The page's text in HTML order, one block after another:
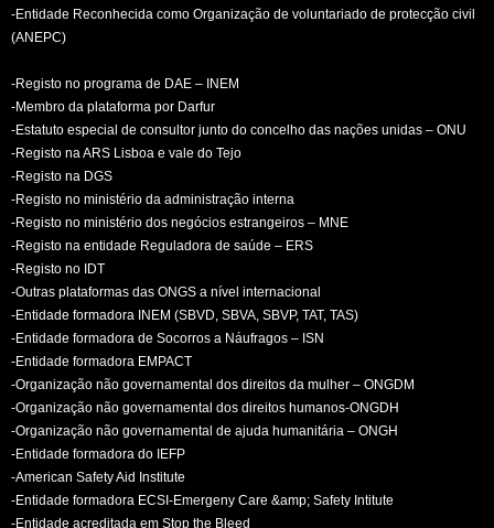
-Entidade Reconhecida como Organização de voluntariado de protecção civil
(ANEPC)
-Registo no programa de DAE – INEM
-Membro da plataforma por Darfur
-Estatuto especial de consultor junto do concelho das nações unidas – ONU
-Registo na ARS Lisboa e vale do Tejo
-Registo na DGS
-Registo no ministério da administração interna
-Registo no ministério dos negócios estrangeiros – MNE
-Registo na entidade Reguladora de saúde – ERS
-Registo no IDT
-Outras plataformas das ONGS a nível internacional
-Entidade formadora INEM (SBVD, SBVA, SBVP, TAT, TAS)
-Entidade formadora de Socorros a Náufragos – ISN
-Entidade formadora EMPACT
-Organização não governamental dos direitos da mulher – ONGDM
-Organização não governamental dos direitos humanos-ONGDH
-Organização não governamental de ajuda humanitária – ONGH
-Entidade formadora do IEFP
-American Safety Aid Institute
-Entidade formadora ECSI-Emergeny Care &amp; Safety Intitute
-Entidade acreditada em Stop the Bleed